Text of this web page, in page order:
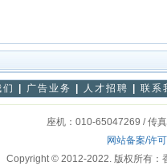
广告业务 人才招聘 联系
座机：010-65047269 / 传
网站备案/许
Copyright © 2012-2022. 版权所有：